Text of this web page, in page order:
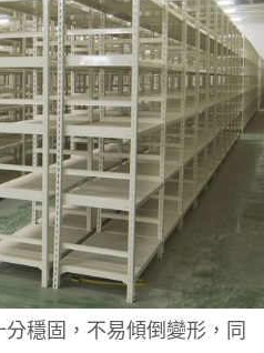
穩固，不易傾倒變形，同